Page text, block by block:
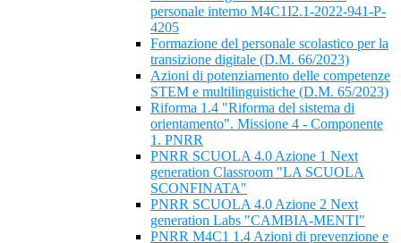
personale interno M4C1I2.1-2022-941-P-
4205
Formazione del personale scolastico per la
transizione digitale (D.M. 66/2023)
Azioni di potenziamento delle competenze
STEM e multilinguistiche (D.M. 65/2023)
Riforma 1.4 "Riforma del sistema di
orientamento". Missione 4 - Componente
1. PNRR
PNRR SCUOLA 4.0 Azione 1 Next
generation Classroom "LA SCUOLA
SCONFINATA"
PNRR SCUOLA 4.0 Azione 2 Next
generation Labs "CAMBIA-MENTI"
PNRR M4C1 1.4 Azioni di prevenzione e